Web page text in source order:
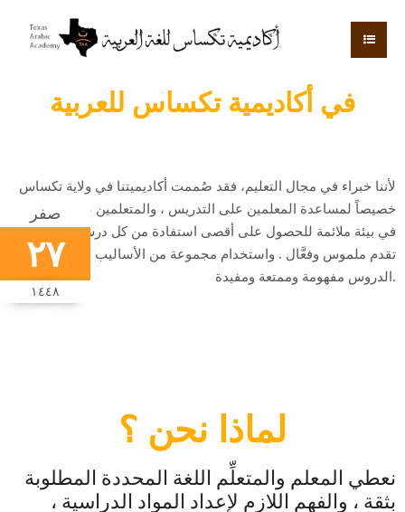
صفر
٢٧
١٤٤٨
في أكاديمية تكساس للعربية
لأننا خبراء في مجال التعليم، فقد صُممت أكاديميتنا في ولاية تكساس
خصيصاً لمساعدة المعلمين على التدريس ، والمتعلمين على التعلم ،
في بيئة ملائمة للحصول على أقصى استفادة من كل درس وتحقيق
تقدم ملموس وفعَّال . واستخدام مجموعة من الأساليب التي تجعل
الدروس مفهومة وممتعة ومفيدة.
لماذا نحن ؟
نعطي المعلم والمتعلِّم اللغة المحددة المطلوبة
بثقة ، والفهم اللازم لإعداد المواد الدراسية ،